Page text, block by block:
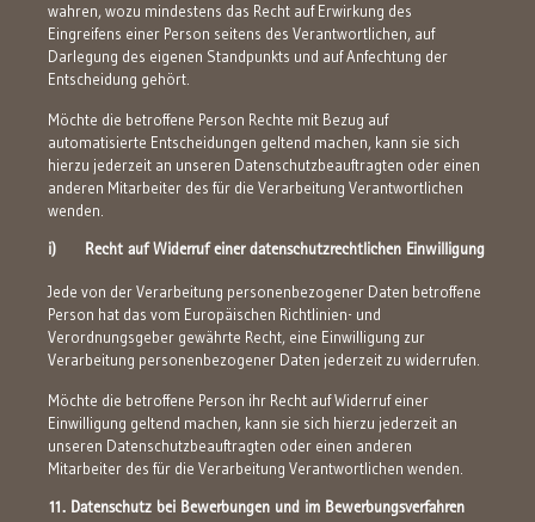
wahren, wozu mindestens das Recht auf Erwirkung des
Eingreifens einer Person seitens des Verantwortlichen, auf
Darlegung des eigenen Standpunkts und auf Anfechtung der
Entscheidung gehört.
Möchte die betroffene Person Rechte mit Bezug auf
automatisierte Entscheidungen geltend machen, kann sie sich
hierzu jederzeit an unseren Datenschutzbeauftragten oder einen
anderen Mitarbeiter des für die Verarbeitung Verantwortlichen
wenden.
i) Recht auf Widerruf einer datenschutzrechtlichen Einwilligung
Jede von der Verarbeitung personenbezogener Daten betroffene
Person hat das vom Europäischen Richtlinien- und
Verordnungsgeber gewährte Recht, eine Einwilligung zur
Verarbeitung personenbezogener Daten jederzeit zu widerrufen.
Möchte die betroffene Person ihr Recht auf Widerruf einer
Einwilligung geltend machen, kann sie sich hierzu jederzeit an
unseren Datenschutzbeauftragten oder einen anderen
Mitarbeiter des für die Verarbeitung Verantwortlichen wenden.
11. Datenschutz bei Bewerbungen und im Bewerbungsverfahren